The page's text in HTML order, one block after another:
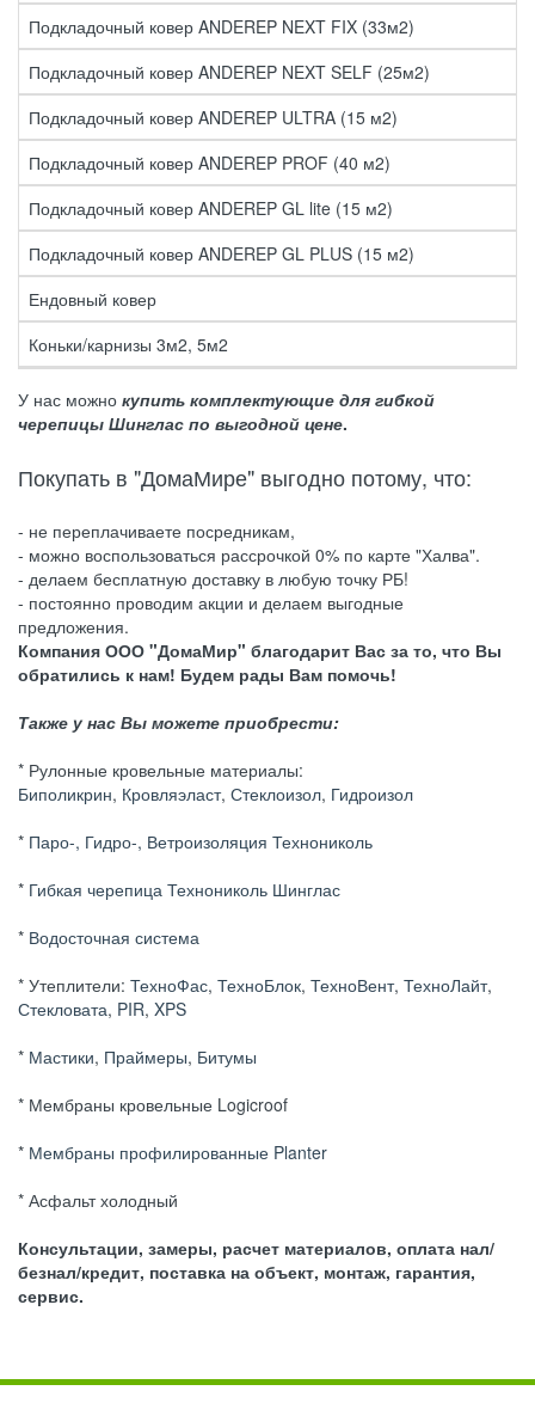
Подкладочный ковер ANDEREP NEXT FIX (33м2)
Подкладочный ковер ANDEREP NEXT SELF (25м2)
Подкладочный ковер ANDEREP ULTRA (15 м2)
Подкладочный ковер ANDEREP PROF (40 м2)
Подкладочный ковер ANDEREP GL lite (15 м2)
Подкладочный ковер ANDEREP GL PLUS (15 м2)
Ендовный ковер
Коньки/карнизы 3м2, 5м2
У нас можно купить комплектующие для гибкой
черепицы Шинглас по выгодной цене.
Покупать в "ДомаМире" выгодно потому, что:
- не переплачиваете посредникам,
- можно воспользоваться рассрочкой 0% по карте "Халва".
- делаем бесплатную доставку в любую точку РБ!
- постоянно проводим акции и делаем выгодные
предложения.
Компания ООО "ДомаМир" благодарит Вас за то, что Вы
обратились к нам! Будем рады Вам помочь!
Также у нас Вы можете приобрести:
* Рулонные кровельные материалы:
Биполикрин, Кровляэласт, Стеклоизол, Гидроизол
* Паро-, Гидро-, Ветроизоляция Технониколь
* Гибкая черепица Технониколь Шинглас
* Водосточная система
* Утеплители: ТехноФас, ТехноБлок, ТехноВент, ТехноЛайт,
Стекловата, PIR, XPS
* Мастики, Праймеры, Битумы
* Мембраны кровельные Logicroof
* Мембраны профилированные Planter
* Асфальт холодный
Консультации, замеры, расчет материалов, оплата нал/
безнал/кредит, поставка на объект, монтаж, гарантия,
сервис.